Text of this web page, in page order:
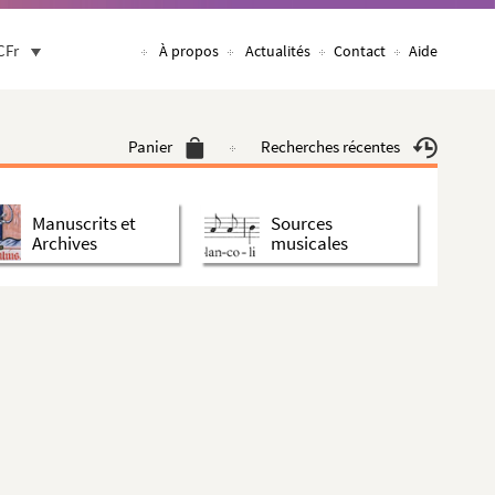
À propos Actualités Contact Aide
Panier Recherches récentes
Manuscrits et
Archives
Sources
musicales